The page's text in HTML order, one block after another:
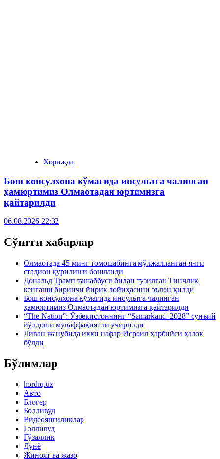
Хорижда
Бош консулхона кўмагида инсультга чалинган
ҳамюртимиз Олмаотадан юртимизга
қайтарилди
06.08.2026 22:32
Сўнгги хабарлар
Олмаотада 45 минг томошабинга мўлжалланган янги
стадион қурилиши бошланди
Дональд Трамп ташаббуси билан тузилган Тинчлик
кенгаши биринчи йирик лойиҳасини эълон қилди
Бош консулхона кўмагида инсультга чалинган
ҳамюртимиз Олмаотадан юртимизга қайтарилди
“The Nation”: Ўзбекистоннинг “Samarkand–2028” сунъий
йўлдоши муваффақиятли учирилди
Ливан жанубида икки нафар Исроил ҳарбийси ҳалок
бўлди
Бўлимлар
hordiq.uz
Авто
Блогер
Болливуд
Видеоянгиликлар
Голливуд
Гўзаллик
Дунё
Жиноят ва жазо